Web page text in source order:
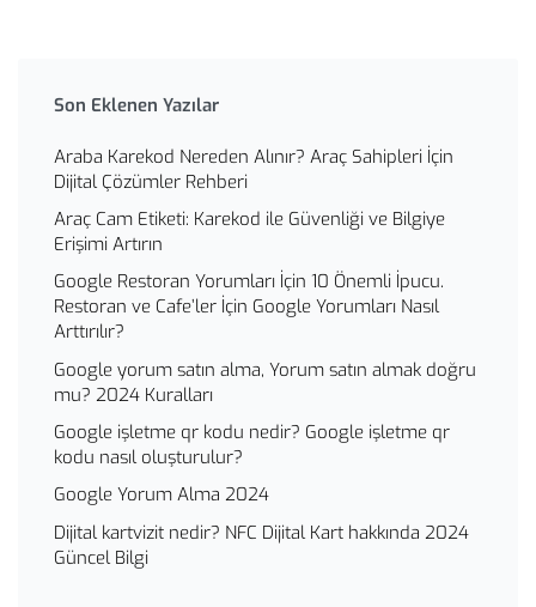
Son Eklenen Yazılar
Araba Karekod Nereden Alınır? Araç Sahipleri İçin
Dijital Çözümler Rehberi
Araç Cam Etiketi: Karekod ile Güvenliği ve Bilgiye
Erişimi Artırın
Google Restoran Yorumları İçin 10 Önemli İpucu.
Restoran ve Cafe’ler İçin Google Yorumları Nasıl
Arttırılır?
Google yorum satın alma, Yorum satın almak doğru
mu? 2024 Kuralları
Google işletme qr kodu nedir? Google işletme qr
kodu nasıl oluşturulur?
Google Yorum Alma 2024
Dijital kartvizit nedir? NFC Dijital Kart hakkında 2024
Güncel Bilgi